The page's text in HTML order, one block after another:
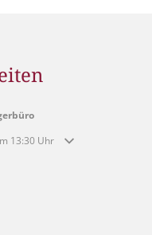
oder Schließzeiten
13:30 Uhr